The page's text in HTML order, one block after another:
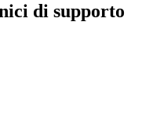
di supporto